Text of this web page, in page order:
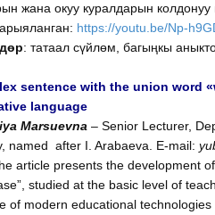
жана окуу куралдарын
https://youtu.be/Np-
: татаал сүйлөм, багыңкы
sentence with the union word
language
Marsuevna – Senior Lecturer,
named after I. Arabaeva. E-mail:
article presents the development
studied at the basic level of
of modern educational